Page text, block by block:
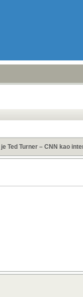
Ted Turner – CNN kao